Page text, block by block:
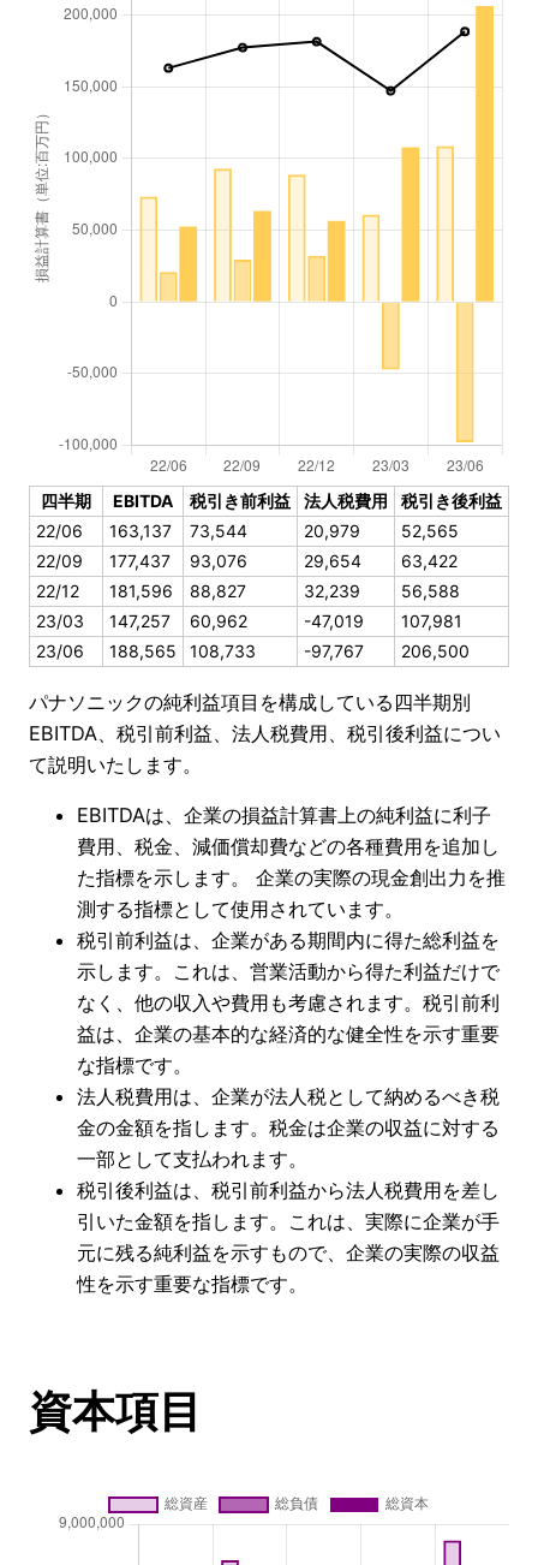
四半期 EBITDA 税引き前利益 法人税費用
税引き後利益
22/06
163,137 73,544 20,979
52,565
22/09
177,437 93,076 29,654
63,422
22/12
181,596 88,827 32,239
56,588
23/03
147,257 60,962 -47,019
107,981
23/06
188,565 108,733 -97,767 206,500
パナソニックの純利益項目を構成している四半期別
EBITDA、税引前利益、法人税費用、税引後利益につい
て説明いたします。
EBITDAは、企業の損益計算書上の純利益に利子
費用、税金、減価償却費などの各種費用を追加し
た指標を示します。 企業の実際の現金創出力を推
測する指標として使用されています。
税引前利益は、企業がある期間内に得た総利益を
示します。これは、営業活動から得た利益だけで
なく、他の収入や費用も考慮されます。税引前利
益は、企業の基本的な経済的な健全性を示す重要
な指標です。
法人税費用は、企業が法人税として納めるべき税
金の金額を指します。税金は企業の収益に対する
一部として支払われます。
税引後利益は、税引前利益から法人税費用を差し
引いた金額を指します。これは、実際に企業が手
元に残る純利益を示すもので、企業の実際の収益
性を示す重要な指標です。
資本項目